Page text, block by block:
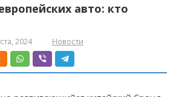
авто: кто
2024 Новости